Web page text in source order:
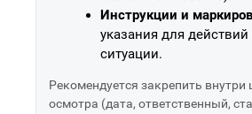
Инструкции и
указания для
ситуации.
Рекомендуется закрепить
осмотра (дата, ответственный,